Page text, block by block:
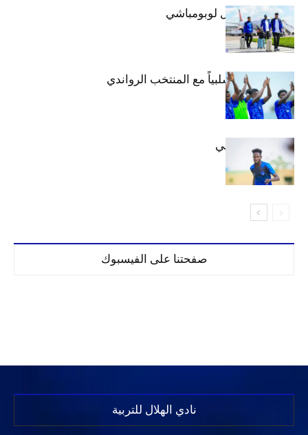
بعثة الهلال تصل لوبومباشي
الهلال يتعادل سلبياً مع المنتخب الرواندي
إعدادياً
كنن يصل كيجالي
صفحتنا على الفيسبوك
نادي الهلال للتربية